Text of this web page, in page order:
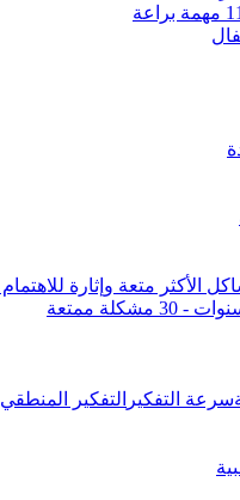
سرعة التفكير التفكير المنطقي